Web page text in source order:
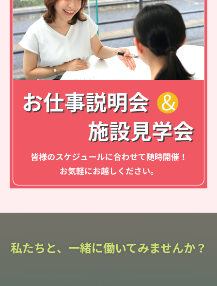
私たちと、一緒に働いてみませんか？